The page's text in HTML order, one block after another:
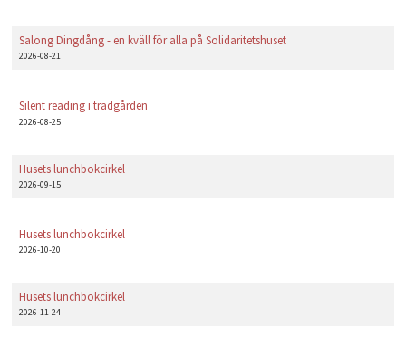
Salong Dingdång - en kväll för alla på Solidaritetshuset
2026-08-21
Silent reading i trädgården
2026-08-25
Husets lunchbokcirkel
2026-09-15
Husets lunchbokcirkel
2026-10-20
Husets lunchbokcirkel
2026-11-24